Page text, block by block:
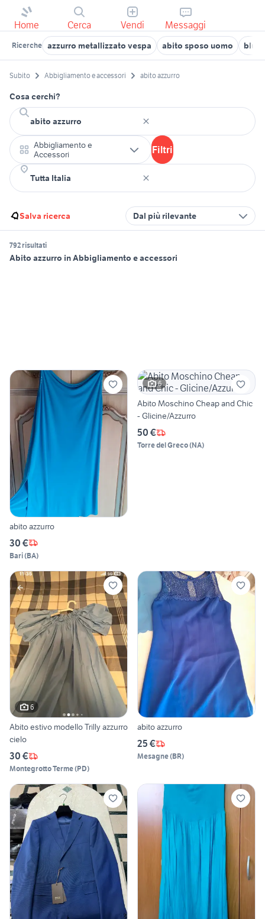
Home Cerca Vendi Messaggi
Ricerche azzurro metallizzato vespa abito sposo uomo
Subito Abbigliamento e accessori abito azzurro
Cosa cerchi?
Abbigliamento e
Accessori
Filtri
Salva ricerca Dal più rilevante
792 risultati
Abito azzurro in Abbigliamento e accessori
abito azzurro
30 €
Bari(BA)
6
Abito Moschino Cheap and Chic
- Glicine/Azzurro
50 €
Torre del Greco(NA)
6
Abito estivo modello Trilly azzurro
cielo
30 €
Montegrotto Terme(PD)
abito azzurro
25 €
Mesagne(BR)